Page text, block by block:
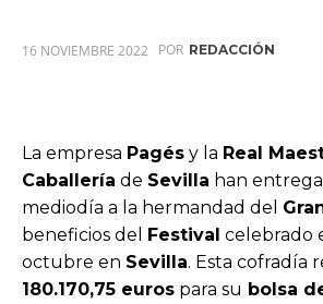
16 NOVIEMBRE 2022 POR REDACCIÓN
La empresa Pagés y la Real
Caballería de Sevilla han
mediodía a la hermandad del
beneficios del Festival celebrado
octubre en Sevilla. Esta cofradía
180.170,75 euros para su bolsa